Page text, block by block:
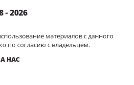
- 2026
материалов с данного
по согласию с владельцем.
НАС